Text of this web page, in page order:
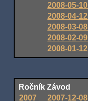
2008-05-10
2008-04-12
2008-03-08
2008-02-09
2008-01-12
Ročník Závod
2007
2007-12-08